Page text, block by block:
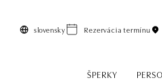
slovensky Rezervácia termínu
ŠPERKY